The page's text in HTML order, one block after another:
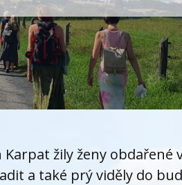
žily ženy obdařené
a také prý viděly do